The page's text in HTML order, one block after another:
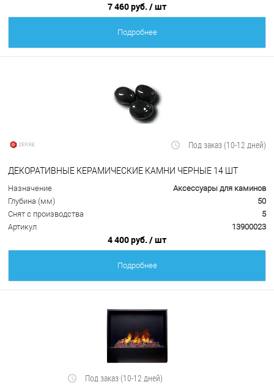
7 460 руб. / шт
Подробнее
Под заказ (10-12 дней)
ДЕКОРАТИВНЫЕ КЕРАМИЧЕСКИЕ КАМНИ ЧЕРНЫЕ 14 ШТ
Назначение
Аксессуары для каминов
Глубина (мм)
50
Снят с производства
5
Артикул
13900023
4 400 руб. / шт
Подробнее
Под заказ (10-12 дней)